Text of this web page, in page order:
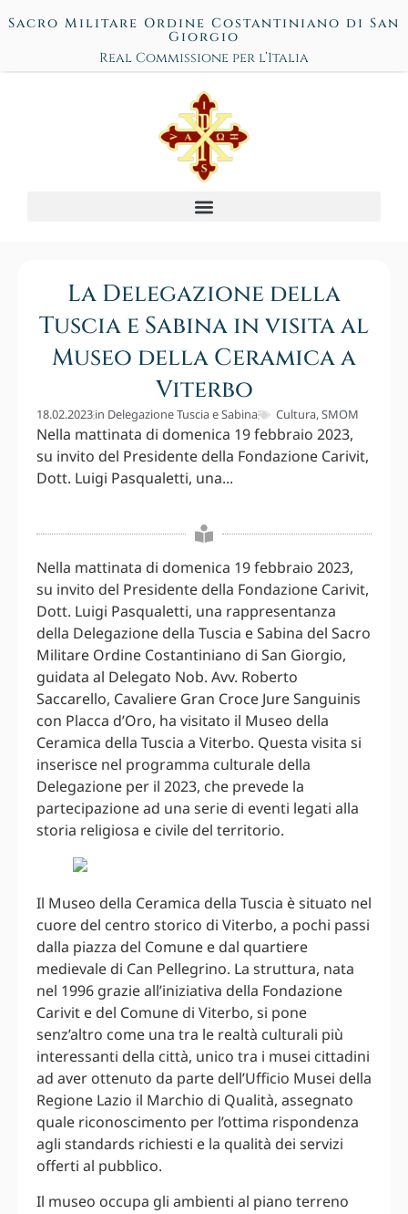
Sacro Militare Ordine Costantiniano di San
Giorgio
Real Commissione per l’Italia
La Delegazione della
Tuscia e Sabina in visita al
Museo della Ceramica a
Viterbo
18.02.2023in Delegazione Tuscia e Sabina Cultura,SMOM
Nella mattinata di domenica 19 febbraio 2023,
su invito del Presidente della Fondazione Carivit,
Dott. Luigi Pasqualetti, una...
Nella mattinata di domenica 19 febbraio 2023,
su invito del Presidente della Fondazione Carivit,
Dott. Luigi Pasqualetti, una rappresentanza
della Delegazione della Tuscia e Sabina del Sacro
Militare Ordine Costantiniano di San Giorgio,
guidata al Delegato Nob. Avv. Roberto
Saccarello, Cavaliere Gran Croce Jure Sanguinis
con Placca d’Oro, ha visitato il Museo della
Ceramica della Tuscia a Viterbo. Questa visita si
inserisce nel programma culturale della
Delegazione per il 2023, che prevede la
partecipazione ad una serie di eventi legati alla
storia religiosa e civile del territorio.
Il Museo della Ceramica della Tuscia è situato nel
cuore del centro storico di Viterbo, a pochi passi
dalla piazza del Comune e dal quartiere
medievale di Can Pellegrino. La struttura, nata
nel 1996 grazie all’iniziativa della Fondazione
Carivit e del Comune di Viterbo, si pone
senz’altro come una tra le realtà culturali più
interessanti della città, unico tra i musei cittadini
ad aver ottenuto da parte dell’Ufficio Musei della
Regione Lazio il Marchio di Qualità, assegnato
quale riconoscimento per l’ottima rispondenza
agli standards richiesti e la qualità dei servizi
offerti al pubblico.
Il museo occupa gli ambienti al piano terreno